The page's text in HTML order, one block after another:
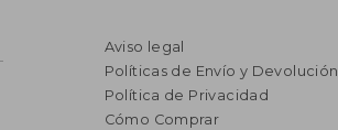
Aviso legal
Políticas de Envío y Devolución
Política de Privacidad
Cómo Comprar